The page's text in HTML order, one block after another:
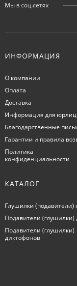
Мы в соц.сетях
ИНФОРМАЦИЯ
О компании
Оплата
Доставка
Информация для юрлиц
Благодарственные
Гарантии и правила
Политика
конфиденциальности
КАТАЛОГ
Глушилки (подавители)
Подавители (глушилки)
Подавители (глушилки)
диктофонов